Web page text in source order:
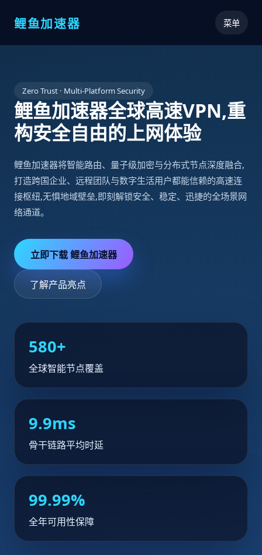
鲤鱼加速器 菜单
Zero Trust · Multi-Platform Security
鲤鱼加速器全球高速VPN,重
构安全自由的上网体验
鲤鱼加速器将智能路由、量子级加密与分布式节点深度融合,
打造跨国企业、远程团队与数字生活用户都能信赖的高速连
接枢纽,无惧地域壁垒,即刻解锁安全、稳定、迅捷的全场景网
络通道。
立即下载 鲤鱼加速器
了解产品亮点
580+
全球智能节点覆盖
9.9ms
骨干链路平均时延
99.99%
全年可用性保障